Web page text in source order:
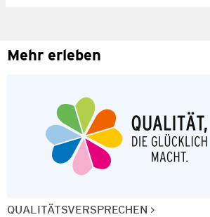
Mehr erleben
QUALITÄTSVERSPRECHEN